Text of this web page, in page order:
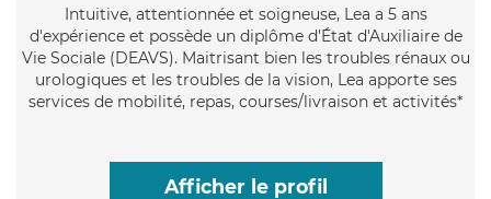
Intuitive, attentionnée et soigneuse, Lea a 5 ans
d'expérience et possède un diplôme d'État d'Auxiliaire de
Vie Sociale (DEAVS). Maitrisant bien les troubles rénaux ou
urologiques et les troubles de la vision, Lea apporte ses
services de mobilité, repas, courses/livraison et activités*
Afficher le profil